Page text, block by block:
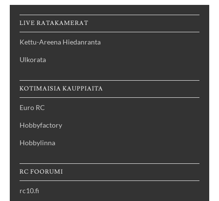
LIVE RATAKAMERAT
Kettu-Areena Hiedanranta
Ulkorata
KOTIMAISIA KAUPPIAITA
Euro RC
Hobbyfactory
Hobbylinna
RC FOORUMI
rc10.fi